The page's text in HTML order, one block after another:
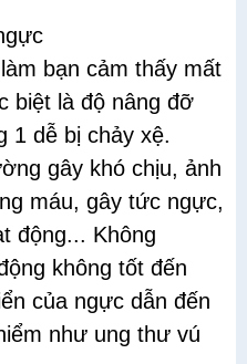
bạn cảm thấy mất
biệt là độ nâng đỡ
1 dễ bị chảy xệ.
gây khó chịu, ảnh
máu, gây tức ngực,
động... Không
không tốt đến
của ngực dẫn đến
như ung thư vú